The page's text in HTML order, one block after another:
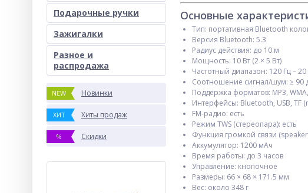
Подарочные ручки
Зажигалки
Разное и
раcпродажа
NEW Новинки
ХИТ Хиты продаж
% Скидки
Основные
Тип: портативная Bluetooth
Версия Bluetooth: 5.3
Радиус действия: до 10 м
Мощность: 10 Вт (2 × 5 Вт)
Частотный диапазон: 120 Гц – 20
Соотношение сигнал/шум: ≥ 90
Поддержка форматов: MP3,
Интерфейсы: Bluetooth, USB, TF
FM-радио: есть
Режим TWS (стереопара): есть
Функция громкой связи
Аккумулятор: 1200 мАч
Время работы: до 3 часов
Управление: кнопочное
Размеры: 66 × 68 × 171.5 мм
Вес: около 348 г